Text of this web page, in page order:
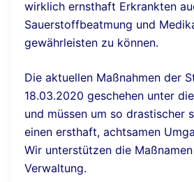
wirklich ernsthaft Erkrankten
Sauerstoffbeatmung und
gewährleisten zu können.
Die aktuellen Maßnahmen der
18.03.2020 geschehen unter
und müssen um so drastischer
einen ersthaft, achtsamen
Wir unterstützen die
Verwaltung.